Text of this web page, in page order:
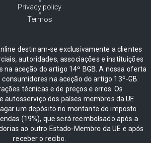
Privacy policy
Termos
destinam-se exclusivamente a clientes
autoridades, associações e instituições
na aceção do artigo 14º BGB. A nossa oferta
na aceção do artigo 13º-GB.
técnicas e de preços e erros. Os
autosserviço dos países membros da UE
um depósito no montante do imposto
(19%), que será reembolsado após a
ao outro Estado-Membro da UE e após
receber o recibo.